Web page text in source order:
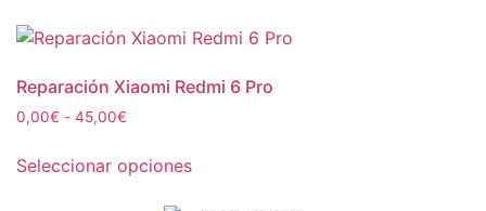
Reparación Xiaomi Redmi 6 Pro
0,00€ - 45,00€
Seleccionar opciones